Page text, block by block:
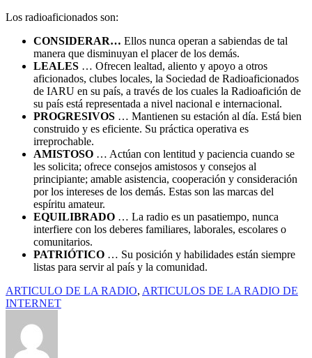
Los radioaficionados son:
CONSIDERAR… Ellos nunca operan a sabiendas de tal
manera que disminuyan el placer de los demás.
LEALES … Ofrecen lealtad, aliento y apoyo a otros
aficionados, clubes locales, la Sociedad de Radioaficionados
de IARU en su país, a través de los cuales la Radioafición de
su país está representada a nivel nacional e internacional.
PROGRESIVOS … Mantienen su estación al día. Está bien
construido y es eficiente. Su práctica operativa es
irreprochable.
AMISTOSO … Actúan con lentitud y paciencia cuando se
les solicita; ofrece consejos amistosos y consejos al
principiante; amable asistencia, cooperación y consideración
por los intereses de los demás. Estas son las marcas del
espíritu amateur.
EQUILIBRADO … La radio es un pasatiempo, nunca
interfiere con los deberes familiares, laborales, escolares o
comunitarios.
PATRIÓTICO … Su posición y habilidades están siempre
listas para servir al país y la comunidad.
ARTICULO DE LA RADIO, ARTICULOS DE LA RADIO DE
INTERNET